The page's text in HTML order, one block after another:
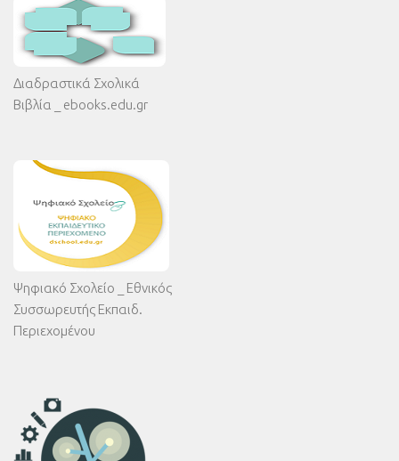
Διαδραστικά Σχολικά
Βιβλία _ ebooks.edu.gr
Ψηφιακό Σχολείο _ Εθνικός
Συσσωρευτής Εκπαιδ.
Περιεχομένου